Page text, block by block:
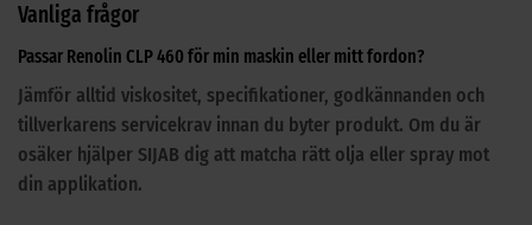
Vanliga frågor
Passar Renolin CLP 460 för min maskin eller mitt fordon?
Jämför alltid viskositet, specifikationer, godkännanden och
tillverkarens servicekrav innan du byter produkt. Om du är
osäker hjälper SIJAB dig att matcha rätt olja eller spray mot
din applikation.